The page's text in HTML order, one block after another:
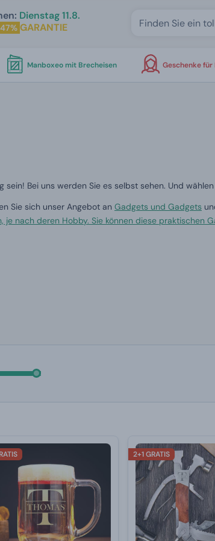
Dienstag 11.8.
GARANTIE
Manboxeo mit Brecheisen Geschenke für
sein! Bei uns werden Sie es selbst sehen. Und
Sie sich unser Angebot an Gadgets und Gadgets
nach deren Hobby. Sie können diese
2+1 GRATIS